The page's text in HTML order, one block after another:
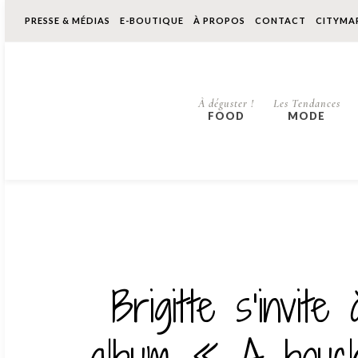
PRESSE & MÉDIAS E-BOUTIQUE À PROPOS CONTACT
À déguster !
FOOD
Les Tendances
MODE
Brigitte